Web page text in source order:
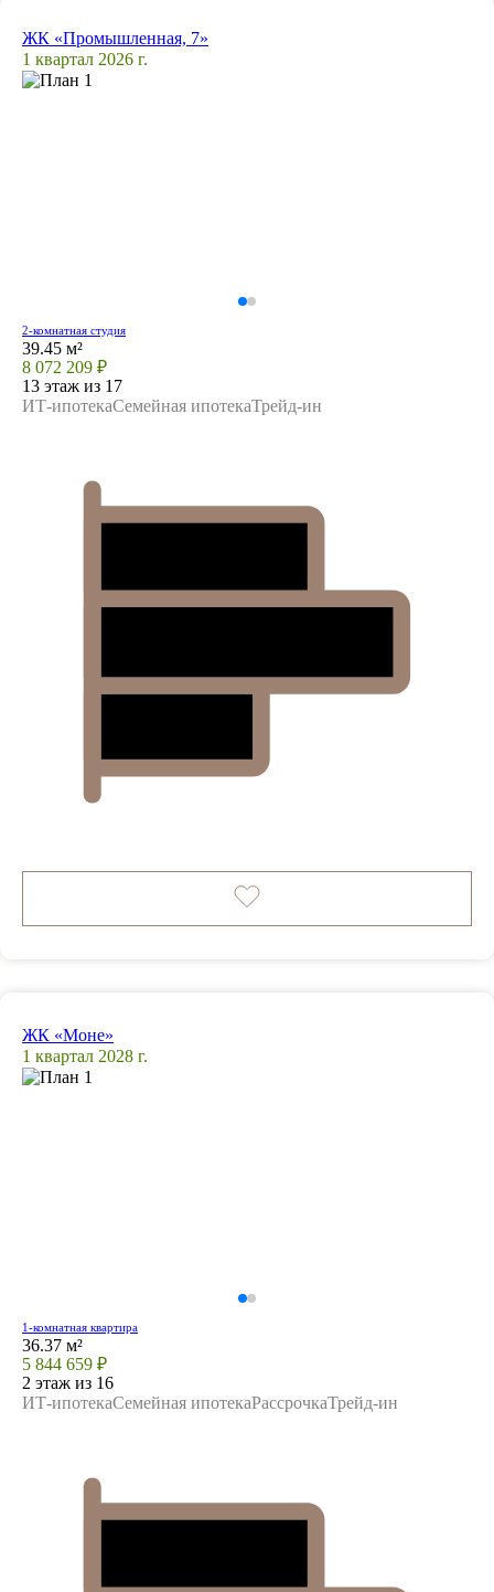
ЖК «Промышленная, 7»
1 квартал 2026 г.
2-комнатная студия
39.45 м²
8 072 209 ₽
13 этаж из 17
ИТ-ипотекаСемейная ипотекаТрейд-ин
ЖК «Моне»
1 квартал 2028 г.
1-комнатная квартира
36.37 м²
5 844 659 ₽
2 этаж из 16
ИТ-ипотекаСемейная ипотекаРассрочкаТрейд-ин